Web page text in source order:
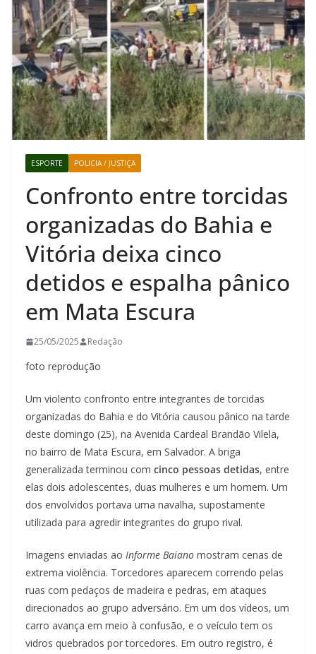
ESPORTE POLICIA / JUSTIÇA
Confronto entre torcidas
organizadas do Bahia e
Vitória deixa cinco
detidos e espalha pânico
em Mata Escura
25/05/2025 Redação
foto reprodução
Um violento confronto entre integrantes de torcidas
organizadas do Bahia e do Vitória causou pânico na tarde
deste domingo (25), na Avenida Cardeal Brandão Vilela,
no bairro de Mata Escura, em Salvador. A briga
generalizada terminou com cinco pessoas detidas, entre
elas dois adolescentes, duas mulheres e um homem. Um
dos envolvidos portava uma navalha, supostamente
utilizada para agredir integrantes do grupo rival.
Imagens enviadas ao Informe Baiano mostram cenas de
extrema violência. Torcedores aparecem correndo pelas
ruas com pedaços de madeira e pedras, em ataques
direcionados ao grupo adversário. Em um dos vídeos, um
carro avança em meio à confusão, e o veículo tem os
vidros quebrados por torcedores. Em outro registro, é